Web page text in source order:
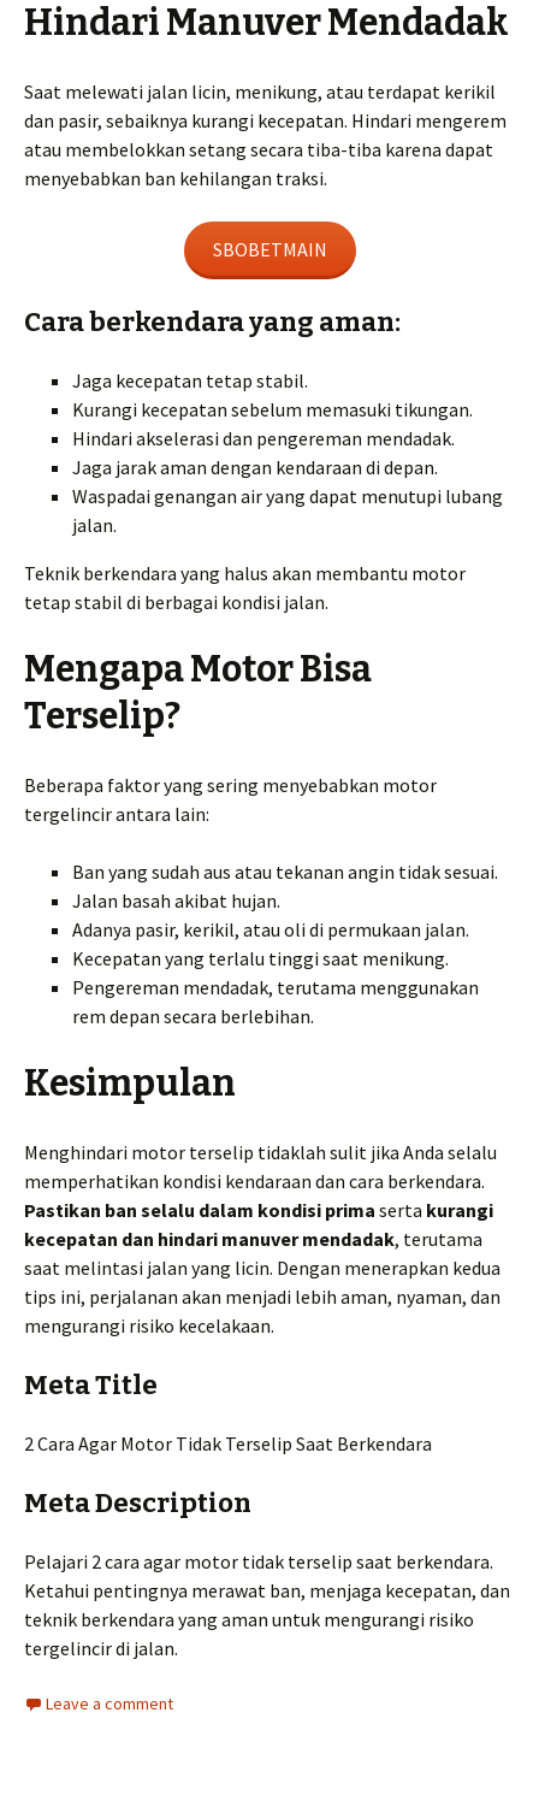
Hindari Manuver Mendadak
Saat melewati jalan licin, menikung, atau terdapat kerikil
dan pasir, sebaiknya kurangi kecepatan. Hindari mengerem
atau membelokkan setang secara tiba-tiba karena dapat
menyebabkan ban kehilangan traksi.
SBOBETMAIN
Cara berkendara yang aman:
Jaga kecepatan tetap stabil.
Kurangi kecepatan sebelum memasuki tikungan.
Hindari akselerasi dan pengereman mendadak.
Jaga jarak aman dengan kendaraan di depan.
Waspadai genangan air yang dapat menutupi lubang
jalan.
Teknik berkendara yang halus akan membantu motor
tetap stabil di berbagai kondisi jalan.
Mengapa Motor Bisa
Terselip?
Beberapa faktor yang sering menyebabkan motor
tergelincir antara lain:
Ban yang sudah aus atau tekanan angin tidak sesuai.
Jalan basah akibat hujan.
Adanya pasir, kerikil, atau oli di permukaan jalan.
Kecepatan yang terlalu tinggi saat menikung.
Pengereman mendadak, terutama menggunakan
rem depan secara berlebihan.
Kesimpulan
Menghindari motor terselip tidaklah sulit jika Anda selalu
memperhatikan kondisi kendaraan dan cara berkendara.
Pastikan ban selalu dalam kondisi prima serta kurangi
kecepatan dan hindari manuver mendadak, terutama
saat melintasi jalan yang licin. Dengan menerapkan kedua
tips ini, perjalanan akan menjadi lebih aman, nyaman, dan
mengurangi risiko kecelakaan.
Meta Title
2 Cara Agar Motor Tidak Terselip Saat Berkendara
Meta Description
Pelajari 2 cara agar motor tidak terselip saat berkendara.
Ketahui pentingnya merawat ban, menjaga kecepatan, dan
teknik berkendara yang aman untuk mengurangi risiko
tergelincir di jalan.
Leave a comment